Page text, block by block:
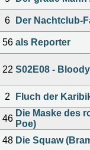
6 Der Nachtclub-
56 als Reporter
22 S02E08 -
2 Fluch der
46
Die Maske des
Poe)
48 Die Squaw